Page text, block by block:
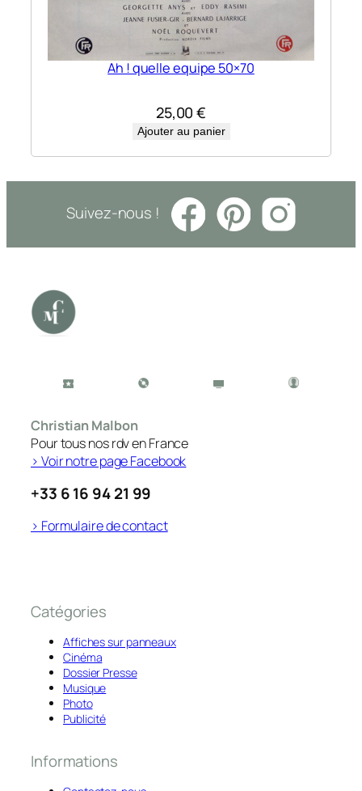
Ah ! quelle equipe 50×70
25,00€
Ajouter au panier
Suivez-nous !
Christian Malbon
Pour tous nos rdv en France
> Voir notre page Facebook
+33 6 16 94 21 99
> Formulaire de contact
Catégories
Affiches sur panneaux
Cinéma
Dossier Presse
Musique
Photo
Publicité
Informations